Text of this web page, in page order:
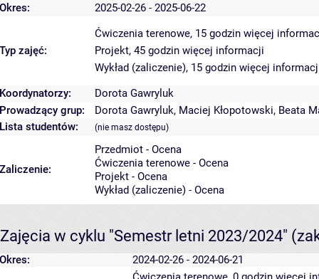
Okres: 2025-02-26 - 2025-06-22
Typ zajęć:
Ćwiczenia terenowe, 15 godzin więcej
Projekt, 45 godzin więcej informacji
Wykład (zaliczenie), 15 godzin więcej
Koordynatorzy:
Dorota Gawryluk
Prowadzący grup:
Dorota Gawryluk, Maciej Kłopotowski, Beata
Lista studentów:
(nie masz dostępu)
Zaliczenie:
Przedmiot - Ocena
Ćwiczenia terenowe - Ocena
Projekt - Ocena
Wykład (zaliczenie) - Ocena
Zajęcia w cyklu "Semestr letni 2023/2024"
Okres:
2024-02-26 - 2024-06-21